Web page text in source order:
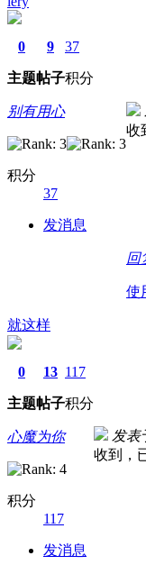
0
主题
9
帖子
37
积分
别有用心
积分
37
发消息
收
回
使
就这样
0
主题
13
帖子
117
积分
心魔为你
积分
117
发消息
发表
收到，